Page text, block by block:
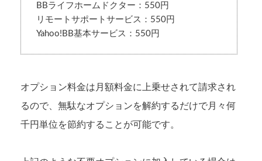
BBライフホームドクター：550円
リモートサポートサービス：550円
Yahoo!BB基本サービス：550円
オプション料金は月額料金に上乗せされて請求され
るので、無駄なオプションを解約するだけで月々何
千円単位を節約することが可能です。